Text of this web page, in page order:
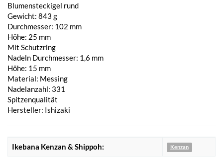
Blumensteckigel rund
Gewicht: 843 g
Durchmesser: 102 mm
Höhe: 25 mm
Mit Schutzring
Nadeln Durchmesser: 1,6 mm
Höhe: 15 mm
Material: Messing
Nadelanzahl: 331
Spitzenqualität
Hersteller: Ishizaki
Ikebana Kenzan & Shippoh: Kenzan